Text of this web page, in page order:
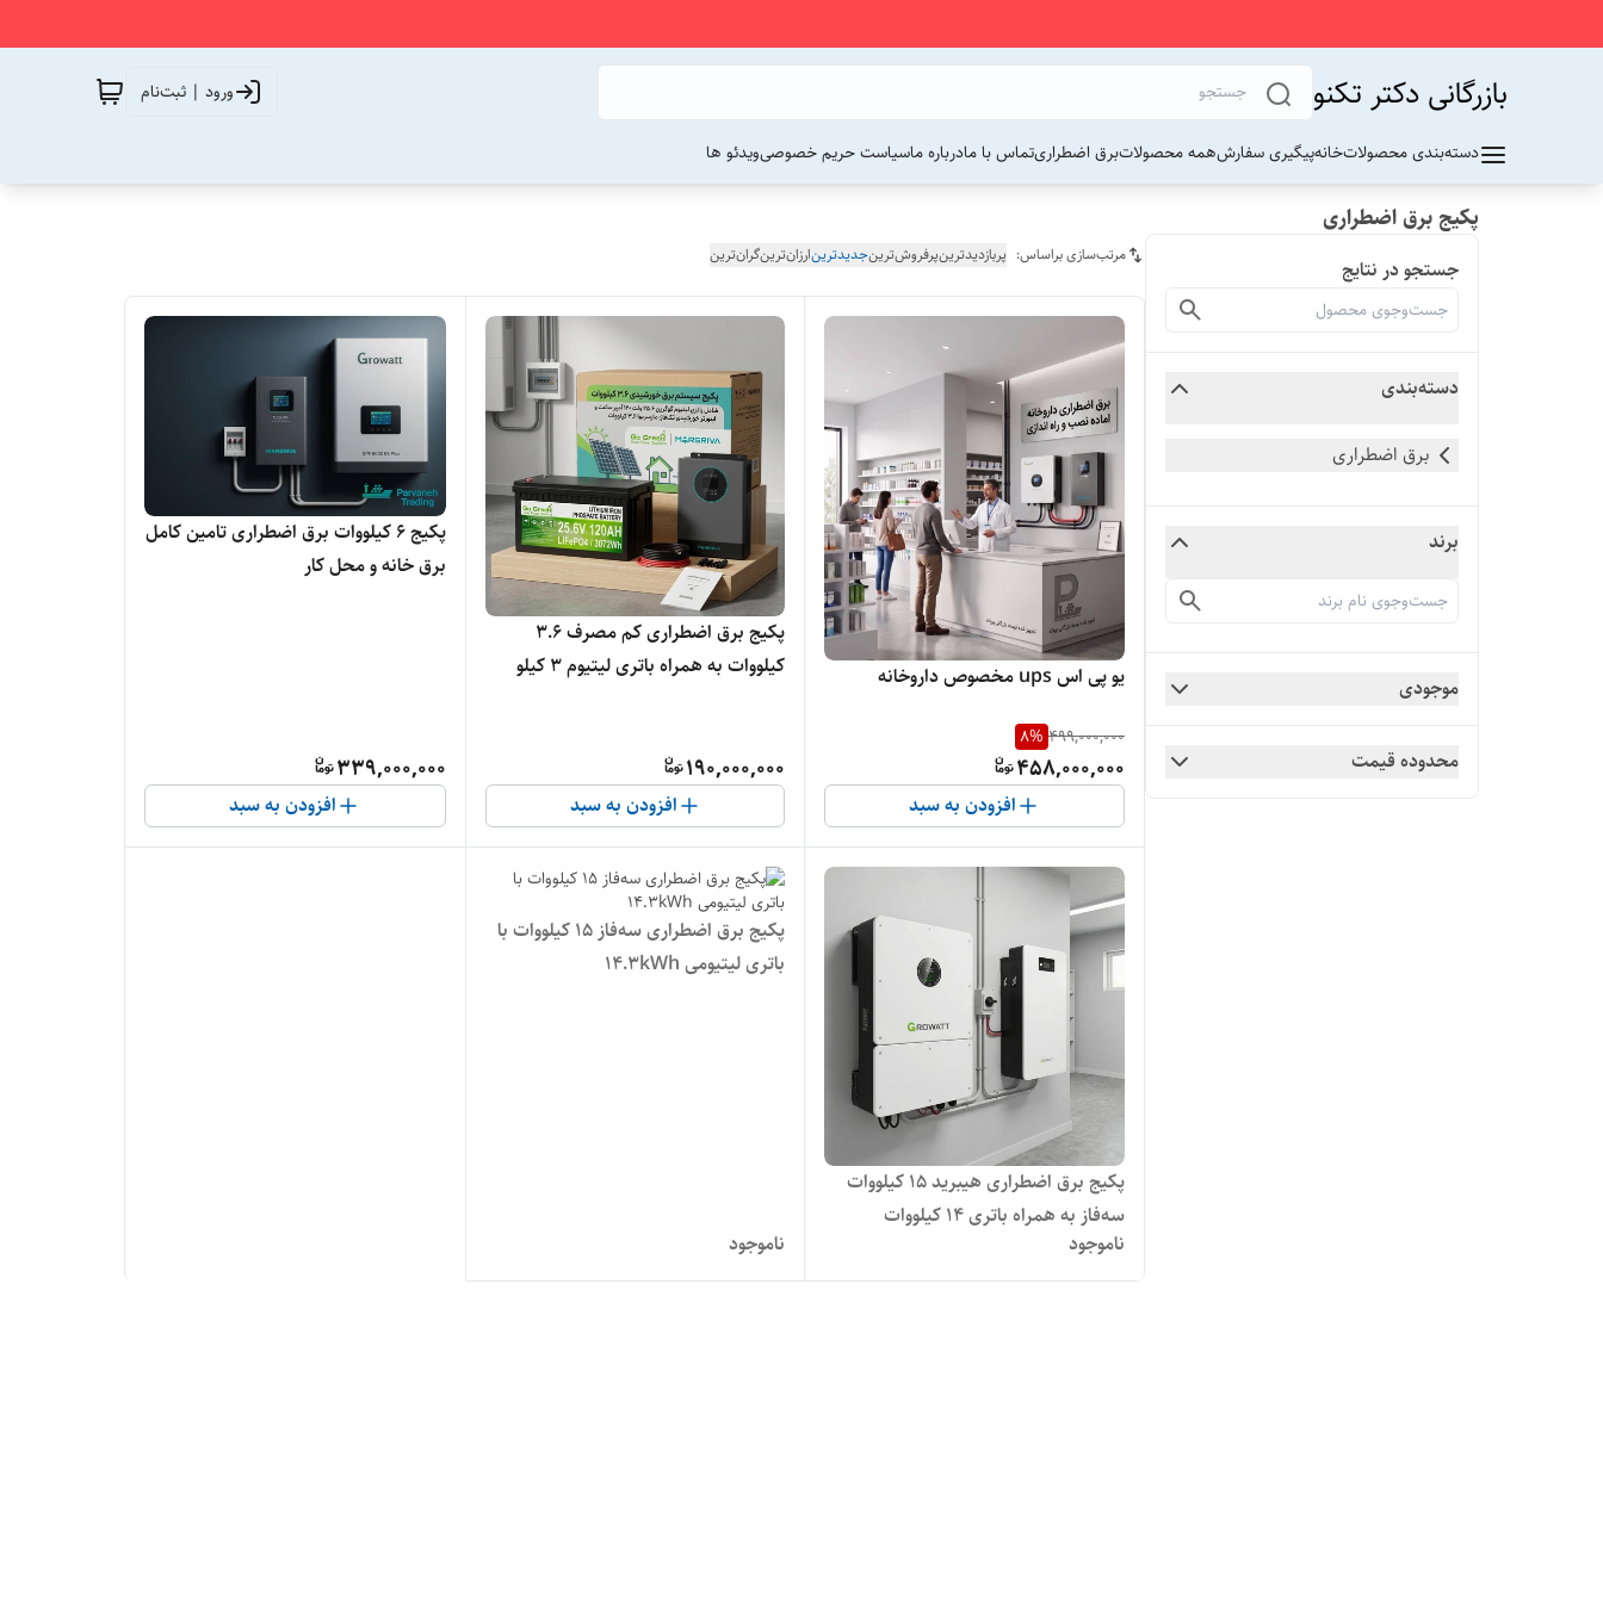
بازرگانی دکتر تکنو ورود | ثبت‌نام
دسته‌بندی محصولاتخانهپیگیری سفارشهمه محصولاتبرق اضطراریتماس با مادرباره ماسیاست حریم خصوصیویدئو ها
پکیج برق اضطراری
جستجو در نتایج
دسته‌بندی
برق اضطراری
برند
موجودی
محدوده قیمت
مرتب‌سازی براساس: پربازدیدترینپرفروش‌ترینجدیدترینارزان‌ترینگران‌ترین
یو پی اس ups مخصوص داروخانه
499,000,000
8%
458,000,000
افزودن به سبد
پکیج برق اضطراری کم مصرف 3.6
کیلووات به همراه باتری لیتیوم 3 کیلو
190,000,000
افزودن به سبد
پکیج 6 کیلووات برق اضطراری تامین کامل
برق خانه و محل کار
339,000,000
افزودن به سبد
پکیج برق اضطراری هیبرید ۱۵ کیلووات
سه‌فاز به همراه باتری 14 کیلووات
ناموجود
پکیج برق اضطراری سه‌فاز ۱۵ کیلووات با
باتری لیتیومی ۱۴.۳kWh
ناموجود